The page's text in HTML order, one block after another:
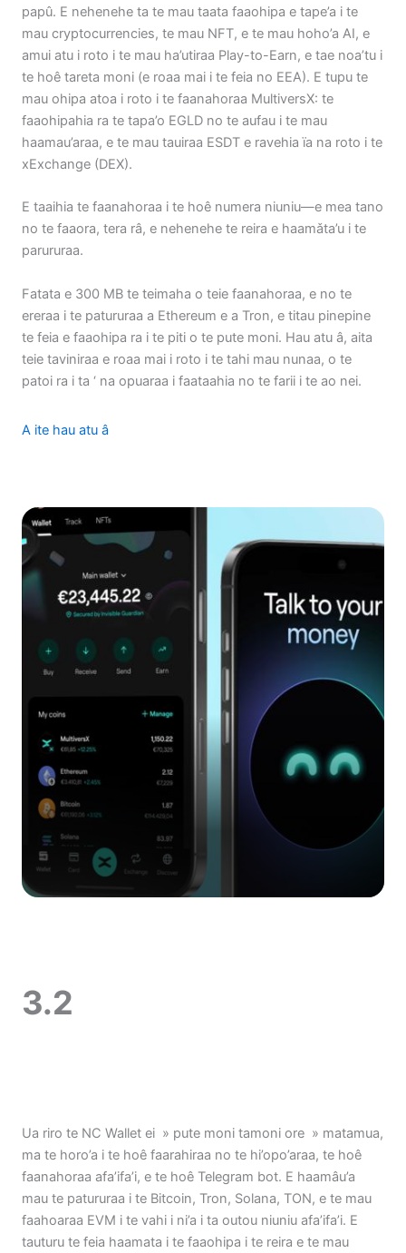
papû. E nehenehe ta te mau taata faaohipa e tape’a i te
mau cryptocurrencies, te mau NFT, e te mau hoho’a AI, e
amui atu i roto i te mau ha’utiraa Play-to-Earn, e tae noa’tu i
te hoê tareta moni (e roaa mai i te feia no EEA). E tupu te
mau ohipa atoa i roto i te faanahoraa MultiversX: te
faaohipahia ra te tapa’o EGLD no te aufau i te mau
haamau’araa, e te mau tauiraa ESDT e ravehia ïa na roto i te
xExchange (DEX).
E taaihia te faanahoraa i te hoê numera niuniu—e mea tano
no te faaora, tera râ, e nehenehe te reira e haamǎta’u i te
parururaa.
Fatata e 300 MB te teimaha o teie faanahoraa, e no te
ereraa i te patururaa a Ethereum e a Tron, e titau pinepine
te feia e faaohipa ra i te piti o te pute moni. Hau atu â, aita
teie taviniraa e roaa mai i roto i te tahi mau nunaa, o te
patoi ra i ta ‘ na opuaraa i faataahia no te farii i te ao nei.
A ite hau atu â
3.2
Ua riro te NC Wallet ei » pute moni tamoni ore » matamua,
ma te horo’a i te hoê faarahiraa no te hi’opo’araa, te hoê
faanahoraa afa’ifa’i, e te hoê Telegram bot. E haamâu’a
mau te patururaa i te Bitcoin, Tron, Solana, TON, e te mau
faahoaraa EVM i te vahi i ni’a i ta outou niuniu afa’ifa’i. E
tauturu te feia haamata i te faaohipa i te reira e te mau